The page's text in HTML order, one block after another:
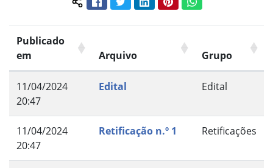
Compartilhar conteúdo:
Publicado
em
Arquivo Grupo
11/04/2024
20:47
Edital Edital
11/04/2024
20:47
Retificação n.º 1 Retificações